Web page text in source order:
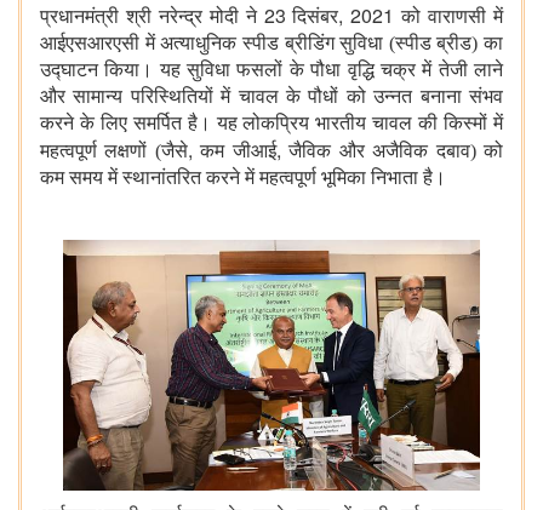
प्रधानमंत्री श्री नरेन्द्र मोदी ने 23 दिसंबर, 2021 को वाराणसी में
आईएसआरएसी में अत्याधुनिक स्पीड ब्रीडिंग सुविधा (स्पीड ब्रीड) का
उद्घाटन किया। यह सुविधा फसलों के पौधा वृद्धि चक्र में तेजी लाने
और सामान्य परिस्थितियों में चावल के पौधों को उन्नत बनाना संभव
करने के लिए समर्पित है। यह लोकप्रिय भारतीय चावल की किस्मों में
महत्वपूर्ण लक्षणों (जैसे,कम जीआई,जैविक और अजैविक दबाव) को
कम समय में स्थानांतरित करने में महत्वपूर्ण भूमिका निभाता है।